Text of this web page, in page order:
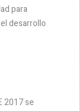
para
desarrollo
2017 se